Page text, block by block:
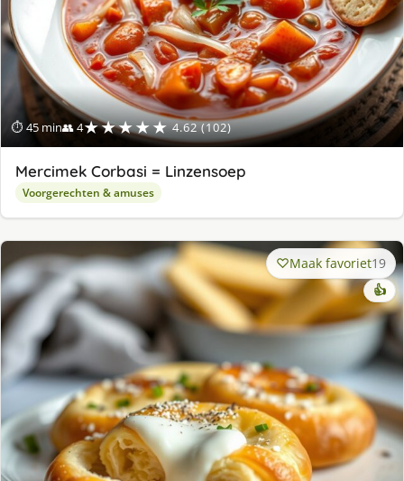
⏱ 45 min👥 4★★★★★ 4.62 (102)
Mercimek Corbasi = Linzensoep
Voorgerechten & amuses
Maak favoriet19
👍